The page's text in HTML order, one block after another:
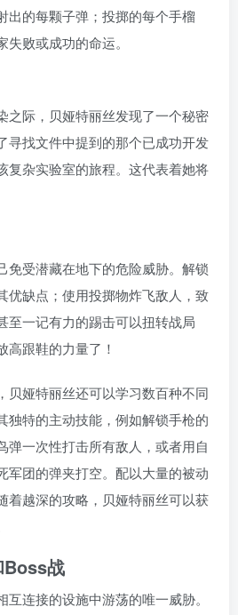
出的每颗子弹；投掷的每个手榴
败或成功的命运。
之际，贝娅特丽丝发现了一个秘密
寻找文件中提到的那个已成功开发
复杂实验室的旅程。这代表着她将
免受潜藏在地下的危险威胁。解锁
优缺点；使用投掷物炸飞敌人，致
至一记有力的踢击可以扭转战局
跟鞋的力量了！
贝娅特丽丝还可以学习数百种不同
独特的主动技能，例如解锁手枪的
弹一次性打击所有敌人，或者用自
军团的弹夹打空。配以大量的被动
着越深的攻略，贝娅特丽丝可以获
Boss战
连接的设施中游荡的唯一威胁。